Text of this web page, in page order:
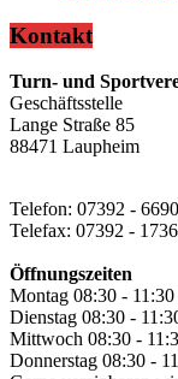
Kontakt
Turn- und
Geschäftsstelle
Lange Straße 85
88471 Laupheim
Telefon: 07392 - 6690
Telefax: 07392 -
Öffnungszeiten
Montag 08:30 -
Dienstag 08:30 -
Mittwoch 08:30 -
Donnerstag 08:30 -